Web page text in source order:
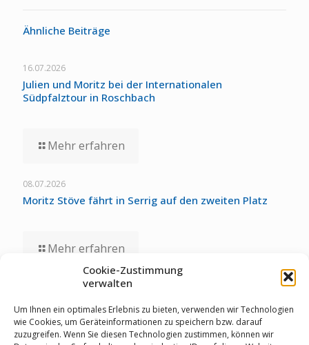
Cookie-Zustimmung
verwalten
Um Ihnen ein optimales Erlebnis zu bieten, verwenden wir Technologien
wie Cookies, um Geräteinformationen zu speichern bzw. darauf
zuzugreifen. Wenn Sie diesen Technologien zustimmen, können wir
Ähnliche Beiträge
16.07.2026
Julien und Moritz bei der Internationalen
Südpfalztour in Roschbach
Mehr erfahren
08.07.2026
Moritz Stöve fährt in Serrig auf den zweiten Platz
Mehr erfahren
Staubwolke-U17 zollt unglücklichen Umständen bei
Deutschen Meisterschaften Tribut